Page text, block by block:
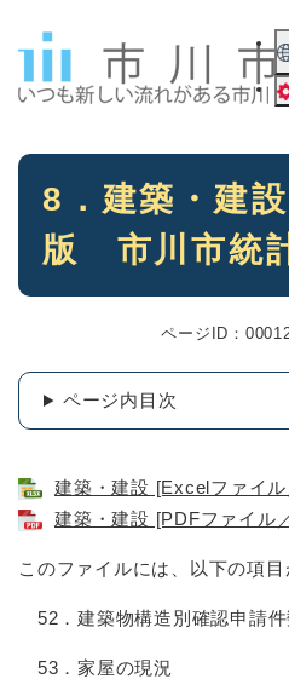
本
8．建築・建
版 市川市統
ページID：
ページ内目次
建築・建設 [Excelファイ
建築・建設 [PDFファイル
このファイルには、以下の項目
52．建築物構造別確認申請
53．家屋の現況